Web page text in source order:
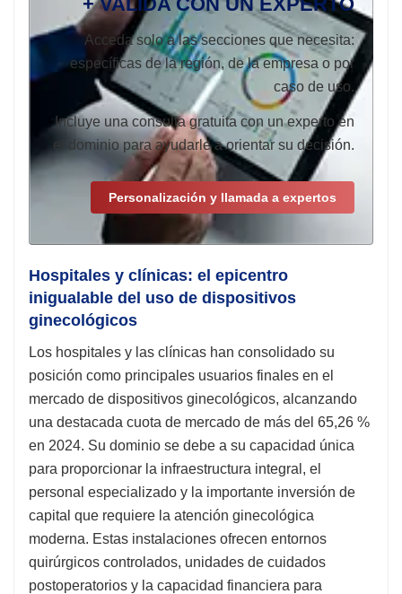
Acceda solo a las secciones que necesita:
específicas de la región, de la empresa o por
caso de uso.
Incluye una consulta gratuita con un experto en
el dominio para ayudarle a orientar su decisión.
Personalización y llamada a expertos
Hospitales y clínicas: el epicentro
inigualable del uso de dispositivos
ginecológicos
Los hospitales y las clínicas han consolidado su
posición como principales usuarios finales en el
mercado de dispositivos ginecológicos, alcanzando
una destacada cuota de mercado de más del 65,26 %
en 2024. Su dominio se debe a su capacidad única
para proporcionar la infraestructura integral, el
personal especializado y la importante inversión de
capital que requiere la atención ginecológica
moderna. Estas instalaciones ofrecen entornos
quirúrgicos controlados, unidades de cuidados
postoperatorios y la capacidad financiera para